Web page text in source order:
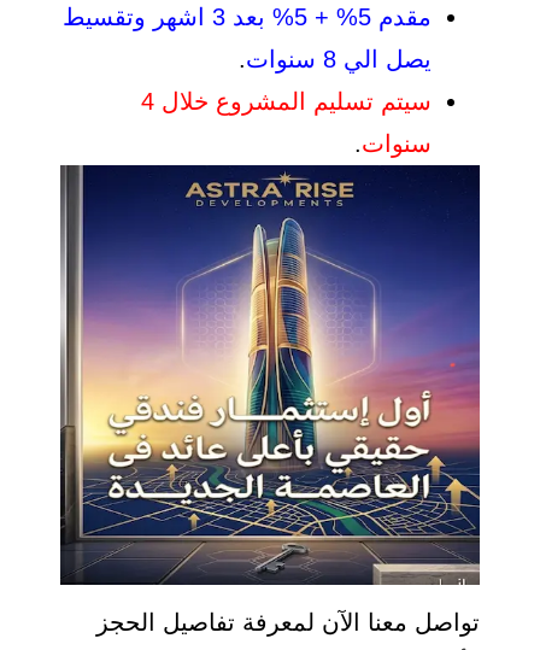
مقدم 5% + 5% بعد 3 اشهر وتقسيط
يصل الي 8 سنوات
.
سيتم تسليم المشروع خلال 4
سنوات.
تواصل معنا الآن لمعرفة تفاصيل الحجز